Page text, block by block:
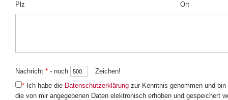
Plz Ort
Nachricht * - noch
Zeichen!
* Ich habe die Datenschutzerklärung zur Kenntnis genommen und
die von mir angegebenen Daten elektronisch erhoben und gespeichert